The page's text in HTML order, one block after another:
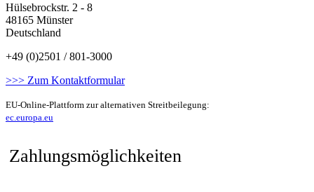
Hülsebrockstr. 2 - 8
48165 Münster
Deutschland
+49 (0)2501 / 801-3000
>>> Zum Kontaktformular
EU-Online-Plattform zur alternativen Streitbeilegung:
ec.europa.eu
Zahlungsmöglichkeiten